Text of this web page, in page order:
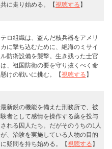
共に走り始める。【視聴する】
テロ組織は、盗んだ核兵器をアメリ
カに撃ち込むために、絶海のミサイ
ル防衛設備を襲撃。生き残った士官
は、祖国防衛の要を守り抜くべく命
懸けの戦いに挑む。【視聴する】
最新鋭の機能を備えた刑務所で、被
験者として感情を操作する薬を投与
される囚人たち。だがそのうちの1人
が、治験を実施している人物の目的
に疑問を持ち始める。【視聴する】